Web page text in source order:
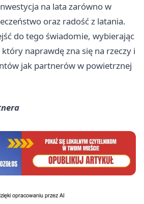
na lata zarówno w
oraz radość z latania.
do tego świadomie, wybierając
naprawdę zna się na rzeczy i
jak partnerów w powietrznej